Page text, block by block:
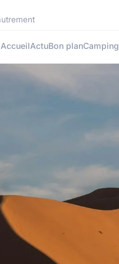
AccueilActuBon planCamping